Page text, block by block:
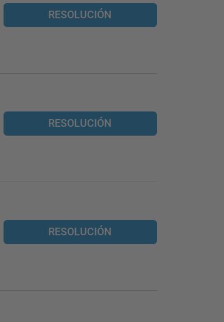
RESOLUCIÓN
RESOLUCIÓN
RESOLUCIÓN